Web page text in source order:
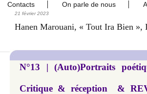
Contacts
On parle de nous
21 février 2023
Hanen Marouani, « Tout Ira Bien »,
N°13 | (Auto)Portraits
Critique & réception &